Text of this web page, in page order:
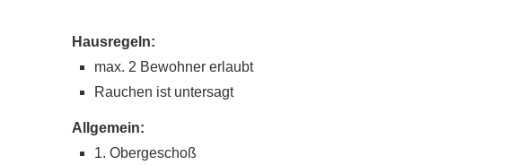
Hausregeln:
max. 2 Bewohner erlaubt
Rauchen ist untersagt
Allgemein:
1. Obergeschoß